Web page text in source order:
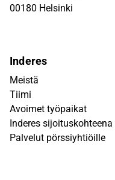
00180 Helsinki
Inderes
Meistä
Tiimi
Avoimet työpaikat
Inderes sijoituskohteena
Palvelut pörssiyhtiöille